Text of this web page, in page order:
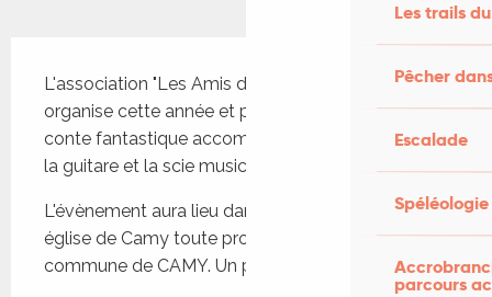
Les trails
Pêcher
Escalade
Spéléologie
parcours
L'association "Les Amis de l'Eglise de CAMY "
organise cette année et pour la première fois un
conte fantastique accompagné musicalement à
la guitare et la scie musicale .
L'évènement aura lieu dans l'enceinte de la petite
église de Camy toute proche de LUZECH dans la
commune de CAMY. Un parking...